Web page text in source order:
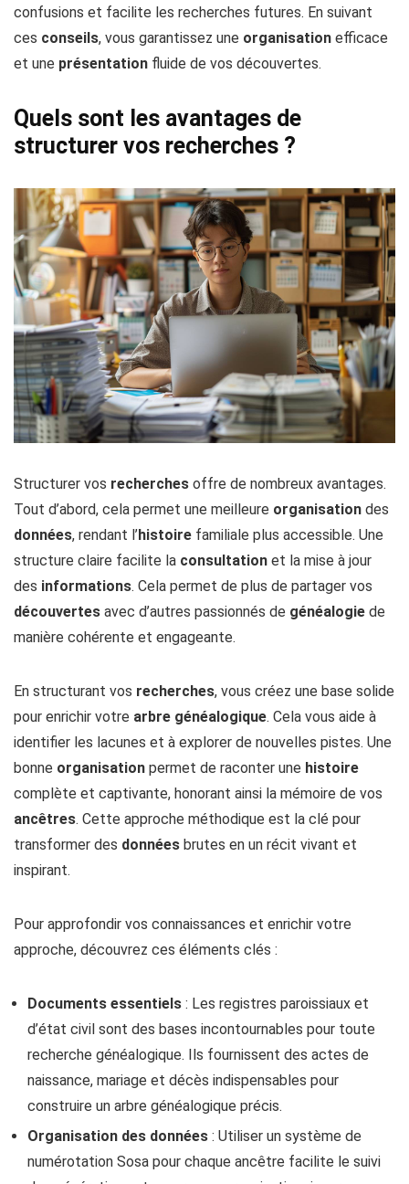
confusions et facilite les recherches futures. En suivant
ces conseils, vous garantissez une organisation efficace
et une présentation fluide de vos découvertes.
Quels sont les avantages de
structurer vos recherches ?
Structurer vos recherches offre de nombreux avantages.
Tout d’abord, cela permet une meilleure organisation des
données, rendant l’histoire familiale plus accessible. Une
structure claire facilite la consultation et la mise à jour
des informations. Cela permet de plus de partager vos
découvertes avec d’autres passionnés de généalogie de
manière cohérente et engageante.
En structurant vos recherches, vous créez une base solide
pour enrichir votre arbre généalogique. Cela vous aide à
identifier les lacunes et à explorer de nouvelles pistes. Une
bonne organisation permet de raconter une histoire
complète et captivante, honorant ainsi la mémoire de vos
ancêtres. Cette approche méthodique est la clé pour
transformer des données brutes en un récit vivant et
inspirant.
Pour approfondir vos connaissances et enrichir votre
approche, découvrez ces éléments clés :
Documents essentiels : Les registres paroissiaux et
d’état civil sont des bases incontournables pour toute
recherche généalogique. Ils fournissent des actes de
naissance, mariage et décès indispensables pour
construire un arbre généalogique précis.
Organisation des données : Utiliser un système de
numérotation Sosa pour chaque ancêtre facilite le suivi